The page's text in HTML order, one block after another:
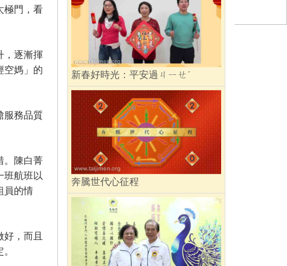
極門，看
逐漸揮
空媽」的
服務品質
。陳白菁
班航班以
員的情
，而且
新春好時光：平安過ㄐㄧㄝˊ
奔騰世代心征程